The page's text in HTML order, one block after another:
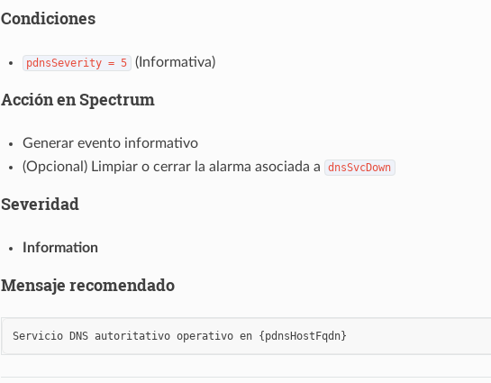
Condiciones
pdnsSeverity = 5 (Informativa)
Acción en Spectrum
Generar evento informativo
(Opcional) Limpiar o cerrar la alarma asociada a
dnsSvcDown
Severidad
Information
Mensaje recomendado
Servicio DNS autoritativo operativo en { pdnsHostFqdn}